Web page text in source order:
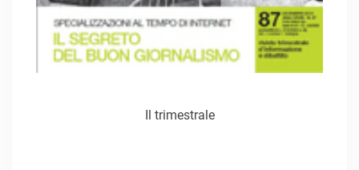
Il trimestrale